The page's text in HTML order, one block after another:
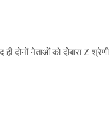
दोनों नेताओं को दोबारा Z श्रेणी